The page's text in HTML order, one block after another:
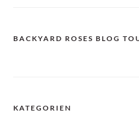
BACKYARD ROSES BLOG
KATEGORIEN